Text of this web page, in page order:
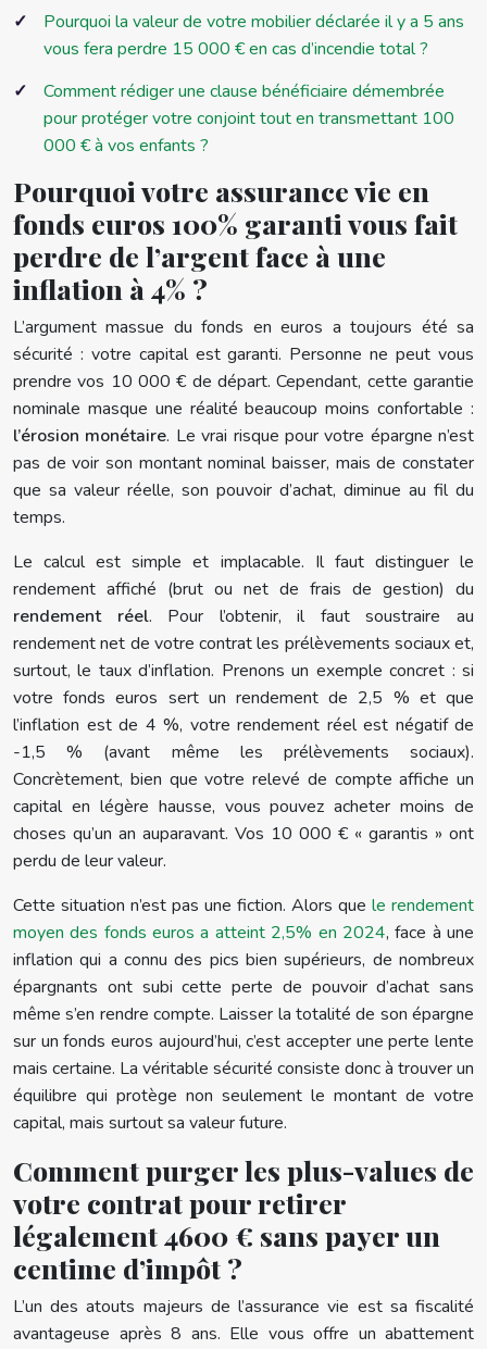
Pourquoi la valeur de votre mobilier déclarée il y a 5 ans
vous fera perdre 15 000 € en cas d’incendie total ?
Comment rédiger une clause bénéficiaire démembrée
pour protéger votre conjoint tout en transmettant 100
000 € à vos enfants ?
Pourquoi votre assurance vie en
fonds euros 100% garanti vous fait
perdre de l’argent face à une
inflation à 4% ?
L’argument massue du fonds en euros a toujours été sa
sécurité : votre capital est garanti. Personne ne peut vous
prendre vos 10 000 € de départ. Cependant, cette garantie
nominale masque une réalité beaucoup moins confortable :
l’érosion monétaire. Le vrai risque pour votre épargne n’est
pas de voir son montant nominal baisser, mais de constater
que sa valeur réelle, son pouvoir d’achat, diminue au fil du
temps.
Le calcul est simple et implacable. Il faut distinguer le
rendement affiché (brut ou net de frais de gestion) du
rendement réel. Pour l’obtenir, il faut soustraire au
rendement net de votre contrat les prélèvements sociaux et,
surtout, le taux d’inflation. Prenons un exemple concret : si
votre fonds euros sert un rendement de 2,5 % et que
l’inflation est de 4 %, votre rendement réel est négatif de
-1,5 % (avant même les prélèvements sociaux).
Concrètement, bien que votre relevé de compte affiche un
capital en légère hausse, vous pouvez acheter moins de
choses qu’un an auparavant. Vos 10 000 € « garantis » ont
perdu de leur valeur.
Cette situation n’est pas une fiction. Alors que le rendement
moyen des fonds euros a atteint 2,5% en 2024, face à une
inflation qui a connu des pics bien supérieurs, de nombreux
épargnants ont subi cette perte de pouvoir d’achat sans
même s’en rendre compte. Laisser la totalité de son épargne
sur un fonds euros aujourd’hui, c’est accepter une perte lente
mais certaine. La véritable sécurité consiste donc à trouver un
équilibre qui protège non seulement le montant de votre
capital, mais surtout sa valeur future.
Comment purger les plus-values de
votre contrat pour retirer
légalement 4600 € sans payer un
centime d’impôt ?
L’un des atouts majeurs de l’assurance vie est sa fiscalité
avantageuse après 8 ans. Elle vous offre un abattement